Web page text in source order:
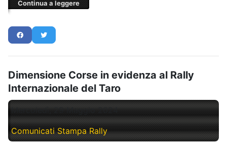
Continua a leggere
Dimensione Corse in evidenza al Rally
Internazionale del Taro
Mercoledì, 29 Maggio 2024
Comunicati Stampa Rally